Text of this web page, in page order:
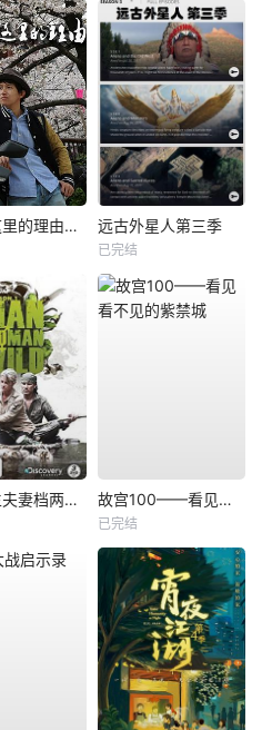
我住在这里的理由第一季 远古外星人第三季
已完结
野外求生夫妻档两季全 故宫100——看见看不见的紫禁城
已完结